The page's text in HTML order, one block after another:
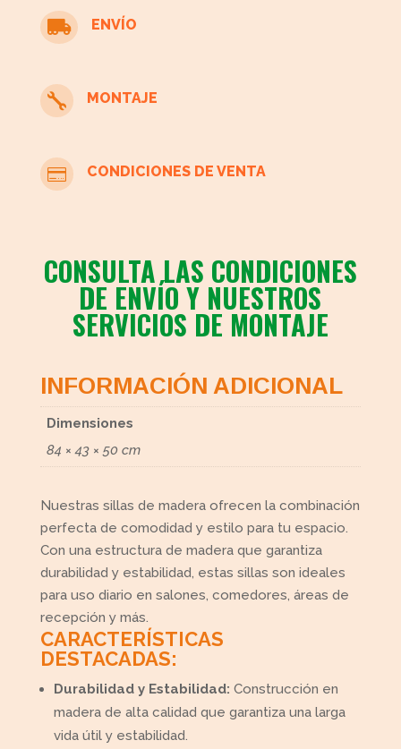
 ENVÍO
 MONTAJE
 CONDICIONES DE VENTA
CONSULTA LAS CONDICIONES
DE ENVÍO Y NUESTROS
SERVICIOS DE MONTAJE
INFORMACIÓN ADICIONAL
Dimensiones
84 × 43 × 50 cm
Nuestras sillas de madera ofrecen la combinación
perfecta de comodidad y estilo para tu espacio.
Con una estructura de madera que garantiza
durabilidad y estabilidad, estas sillas son ideales
para uso diario en salones, comedores, áreas de
recepción y más.
CARACTERÍSTICAS
DESTACADAS:
Durabilidad y Estabilidad: Construcción en
madera de alta calidad que garantiza una larga
vida útil y estabilidad.